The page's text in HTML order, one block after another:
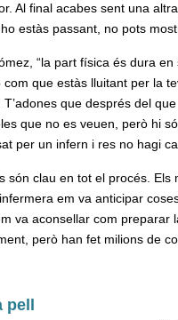
Al final acabes sent una
estàs passant, no pots
“la part física és dura
com que estàs lluitant per la
que després del
que no es veuen, però hi
per un infern i res no hagi
són clau en tot el procés.
em va anticipar
va aconsellar com
però han fet milions de